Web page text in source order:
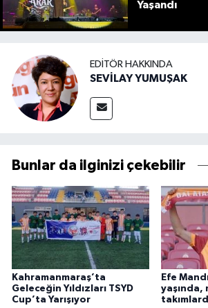
Yaşandı
EDITÖR HAKKINDA
SEVİLAY YUMUŞAK
Bunlar da ilginizi çekebilir
Kahramanmaraş’ta
Geleceğin Yıldızları TSYD
Cup’ta Yarışıyor
Efe
yaşında,